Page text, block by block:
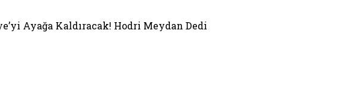
Ayağa Kaldıracak! Hodri Meydan Dedi